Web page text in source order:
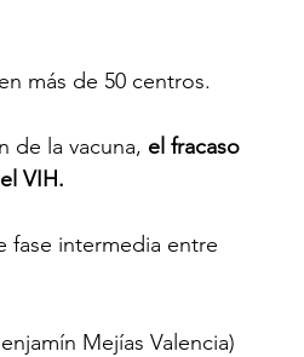
más de 50 centros.
de la vacuna, el fracaso
VIH.
fase intermedia entre
Mejías Valencia)